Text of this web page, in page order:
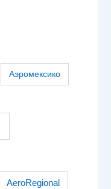
Аэромексико
AeroRegional